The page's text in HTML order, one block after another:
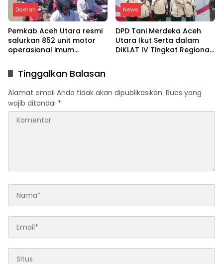
Daerah
Pemkab Aceh Utara resmi
salurkan 852 unit motor
operasional imum
News
DPD Tani Merdeka Aceh
Utara Ikut Serta dalam
DIKLAT IV Tingkat Regional
Tinggalkan Balasan
Alamat email Anda tidak akan dipublikasikan. Ruas yang
wajib ditandai *